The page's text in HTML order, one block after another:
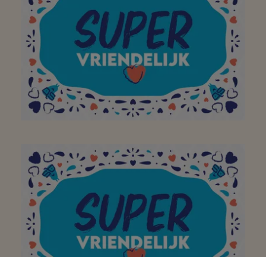
een geweldige plek te
maken. Bedankt! Doe zo
verder!
Aan mijn favoriete
buurtsuper om mijn
bezoek aan jullie winkel
op te vrolijken met een
brede glimlach!
Bedankt!